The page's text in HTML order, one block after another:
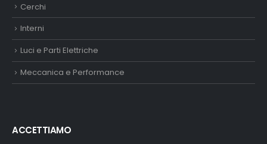
Cerchi
Interni
Luci e Parti Elettriche
Meccanica e Performance
ACCETTIAMO